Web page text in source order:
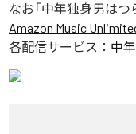
なお「中年独身男はつ
Amazon Music
各配信サービス： 中